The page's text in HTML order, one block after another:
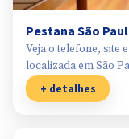
Pestana São
Veja o telefone, site
localizada em São
+ detalhes